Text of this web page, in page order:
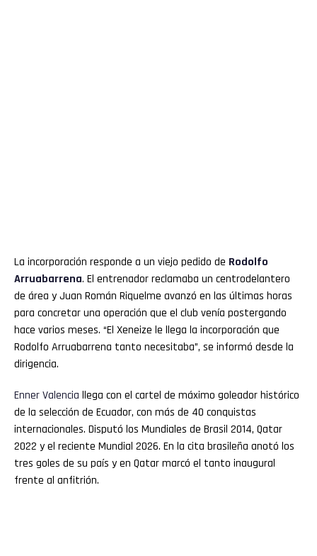
La incorporación responde a un viejo pedido de Rodolfo
Arruabarrena. El entrenador reclamaba un centrodelantero
de área y Juan Román Riquelme avanzó en las últimas horas
para concretar una operación que el club venía postergando
hace varios meses. “El Xeneize le llega la incorporación que
Rodolfo Arruabarrena tanto necesitaba”, se informó desde la
dirigencia.
EnnerValencia llega con el cartel de máximo goleador histórico
de la selección de Ecuador, con más de 40 conquistas
internacionales. Disputó los Mundiales de Brasil 2014, Qatar
2022 y el reciente Mundial 2026. En la cita brasileña anotó los
tres goles de su país y en Qatar marcó el tanto inaugural
frente al anfitrión.